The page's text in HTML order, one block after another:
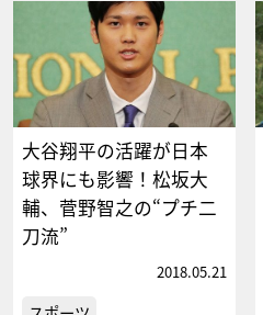
大谷翔平の活躍が日本
球界にも影響！松坂大
輔、菅野智之の“プチ二
刀流”
2018.05.21